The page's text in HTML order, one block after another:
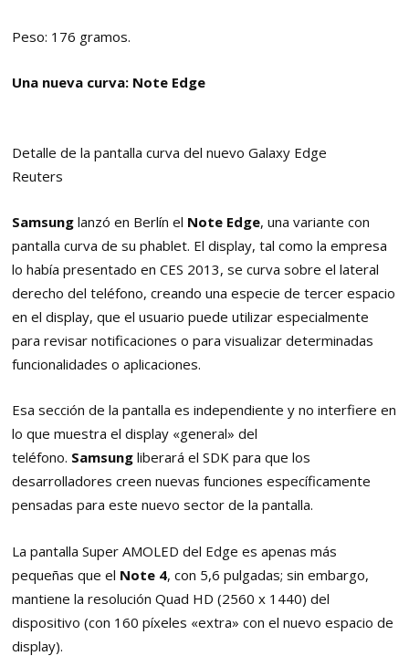
Peso: 176 gramos.
Una nueva curva: Note Edge
Detalle de la pantalla curva del nuevo Galaxy Edge
Reuters
Samsung lanzó en Berlín el Note Edge, una variante con
pantalla curva de su phablet. El display, tal como la empresa
lo había presentado en CES 2013, se curva sobre el lateral
derecho del teléfono, creando una especie de tercer espacio
en el display, que el usuario puede utilizar especialmente
para revisar notificaciones o para visualizar determinadas
funcionalidades o aplicaciones.
Esa sección de la pantalla es independiente y no interfiere en
lo que muestra el display «general» del
teléfono. Samsung liberará el SDK para que los
desarrolladores creen nuevas funciones específicamente
pensadas para este nuevo sector de la pantalla.
La pantalla Super AMOLED del Edge es apenas más
pequeñas que el Note 4, con 5,6 pulgadas; sin embargo,
mantiene la resolución Quad HD (2560 x 1440) del
dispositivo (con 160 píxeles «extra» con el nuevo espacio de
display).